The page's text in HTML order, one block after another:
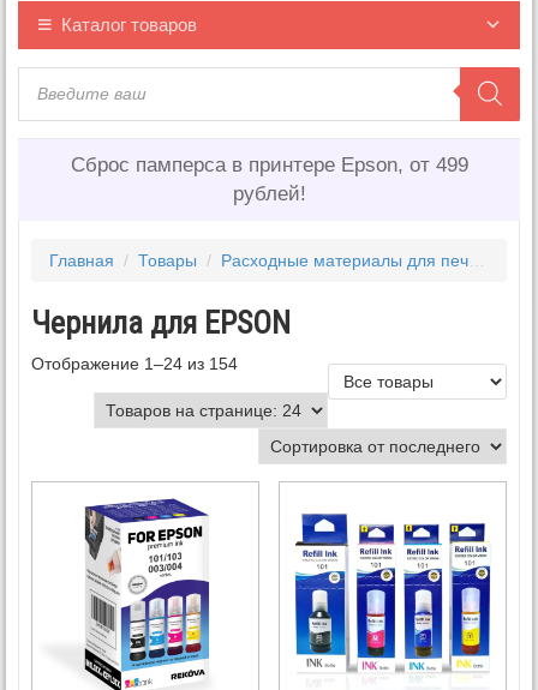
Каталог товаров
Сброс памперса в принтере Epson, от 499
рублей!
Главная / Товары / Расходные материалы для печати
Чернила для EPSON
Отображение 1–24 из 154